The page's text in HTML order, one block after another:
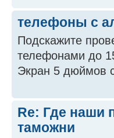
телефоны с
Подскажите
телефонами до
Экран 5 дюймов
Re: Где наши
таможни